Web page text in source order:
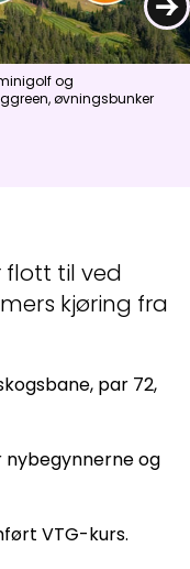
Dal:4,0m/s
og
øvningsbunker
flott til ved
kjøring fra
par 72,
og
VTG-kurs.